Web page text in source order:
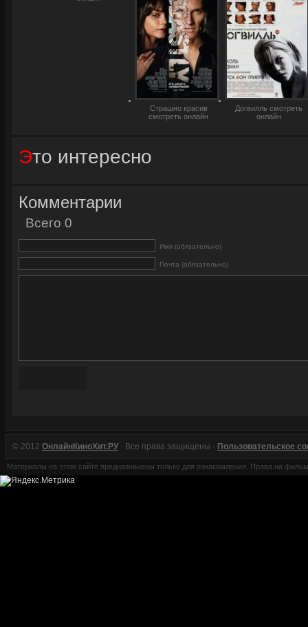
Страшно красив
смотреть онлайн
Догвилль смотреть
онлайн
смотреть онлайн
Это интересно
Комментарии
Всего 0
Имя (обязательно)
Почта (обязательно)
© 2012 ОнлайнКиноХит.РУ· Все права защищены · Пользовательское
Материалы на этом сайте предназначены только для ознакомления. Права на